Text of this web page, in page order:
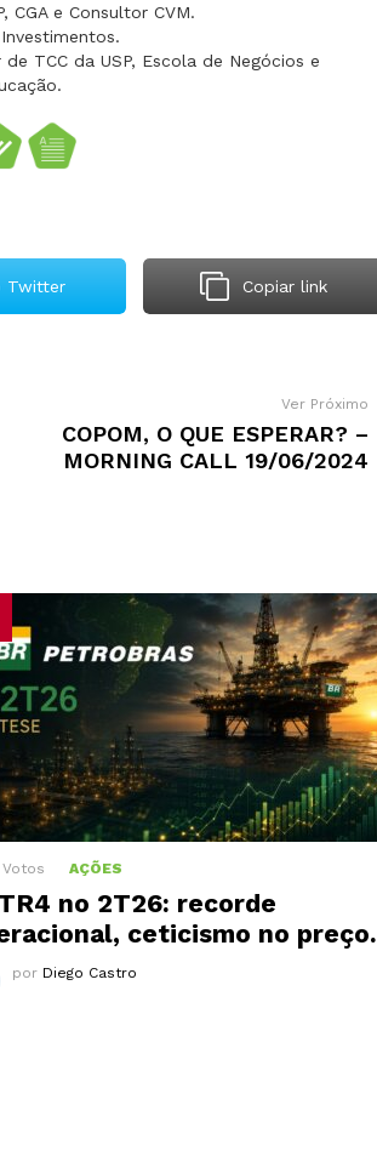
CGA e Consultor CVM.
TCC da USP, Escola de Negócios e
Twitter Copiar link
Ver Próximo
COPOM, O QUE ESPERAR? –
MORNING CALL 19/06/2024
Votos AÇÕES
no 2T26: recorde
ceticismo no preço.
por Diego Castro